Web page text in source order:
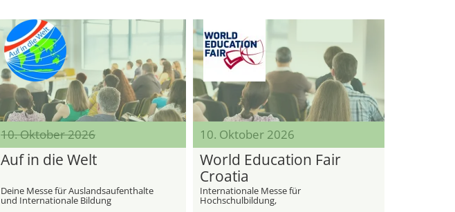
10. Oktober 2026
Auf in die Welt
Deine Messe für Auslandsaufenthalte
und Internationale Bildung
10. Oktober 2026
World Education Fair
Croatia
Internationale Messe für
Hochschulbildung,